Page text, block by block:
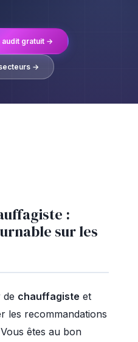
audit gratuit →
→
:
sur les
de chauffagiste et
les recommandations
êtes au bon